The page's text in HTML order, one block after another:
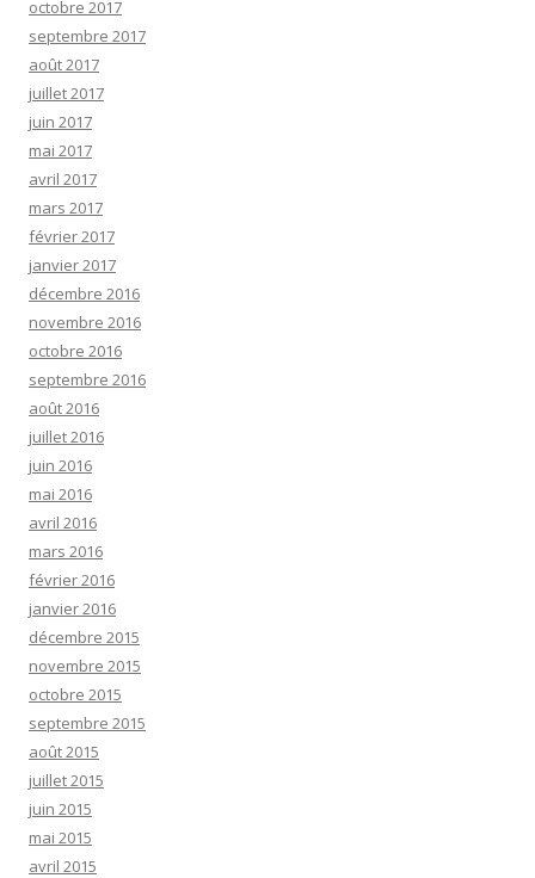
octobre 2017
septembre 2017
août 2017
juillet 2017
juin 2017
mai 2017
avril 2017
mars 2017
février 2017
janvier 2017
décembre 2016
novembre 2016
octobre 2016
septembre 2016
août 2016
juillet 2016
juin 2016
mai 2016
avril 2016
mars 2016
février 2016
janvier 2016
décembre 2015
novembre 2015
octobre 2015
septembre 2015
août 2015
juillet 2015
juin 2015
mai 2015
avril 2015